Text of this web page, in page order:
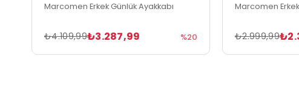
Marcomen Erkek Günlük Ayakkabı
₺3.287,99
₺4.109,99 %20
Marcomen
₺2.999,99